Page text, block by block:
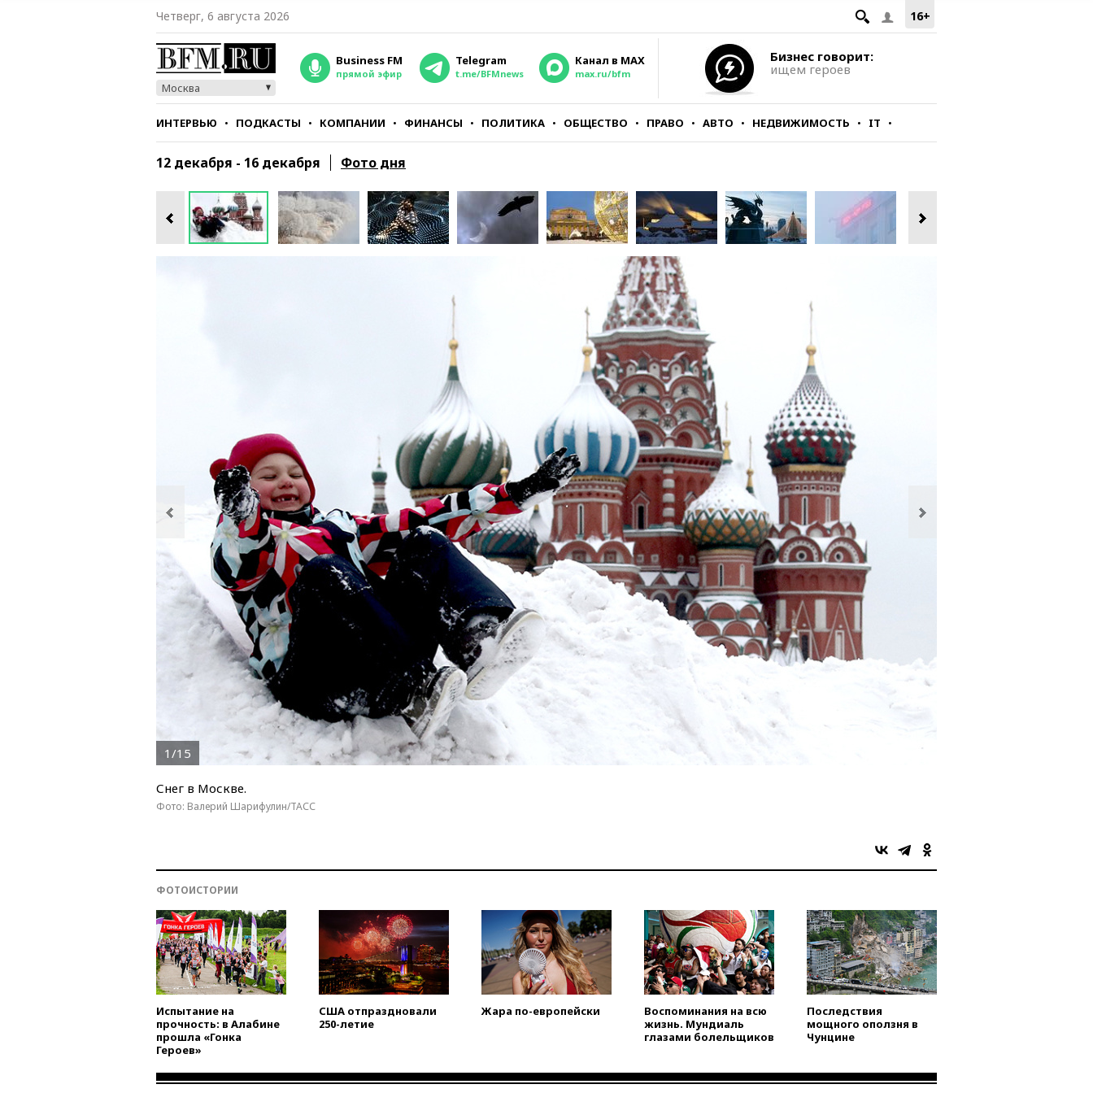
16+
Четверг, 6 августа 2026
Москва
Business FM
прямой эфир
Telegram
t.me/BFMnews
Канал в MAX
max.ru/bfm
Бизнес говорит:
ищем героев
ИНТЕРВЬЮ ПОДКАСТЫ КОМПАНИИ ФИНАНСЫ ПОЛИТИКА ОБЩЕСТВО ПРАВО АВТО НЕДВИЖИМОСТЬ IT
СТИЛЬ ТЕСТЫ
12 декабря - 16 декабря Фото дня
1/15
Снег в Москве.
Фото: Валерий Шарифулин/ТАСС
ФОТОИСТОРИИ
Испытание на
прочность: в Алабине
прошла «Гонка
Героев»
США отпраздновали
250-летие
Жара по-европейски
Воспоминания на всю
жизнь. Мундиаль
глазами болельщиков
Последствия
мощного оползня в
Чунцине